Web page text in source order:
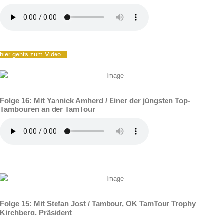
hier gehts zum Video...
Folge 16: Mit Yannick Amherd / Einer der jüngsten Top-
Tambouren an der TamTour
Folge 15: Mit Stefan Jost / Tambour, OK TamTour Trophy
Kirchberg, Präsident